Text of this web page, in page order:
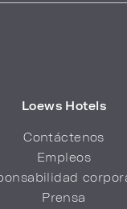
Loews Hotels
Contáctenos
Empleos
Prensa